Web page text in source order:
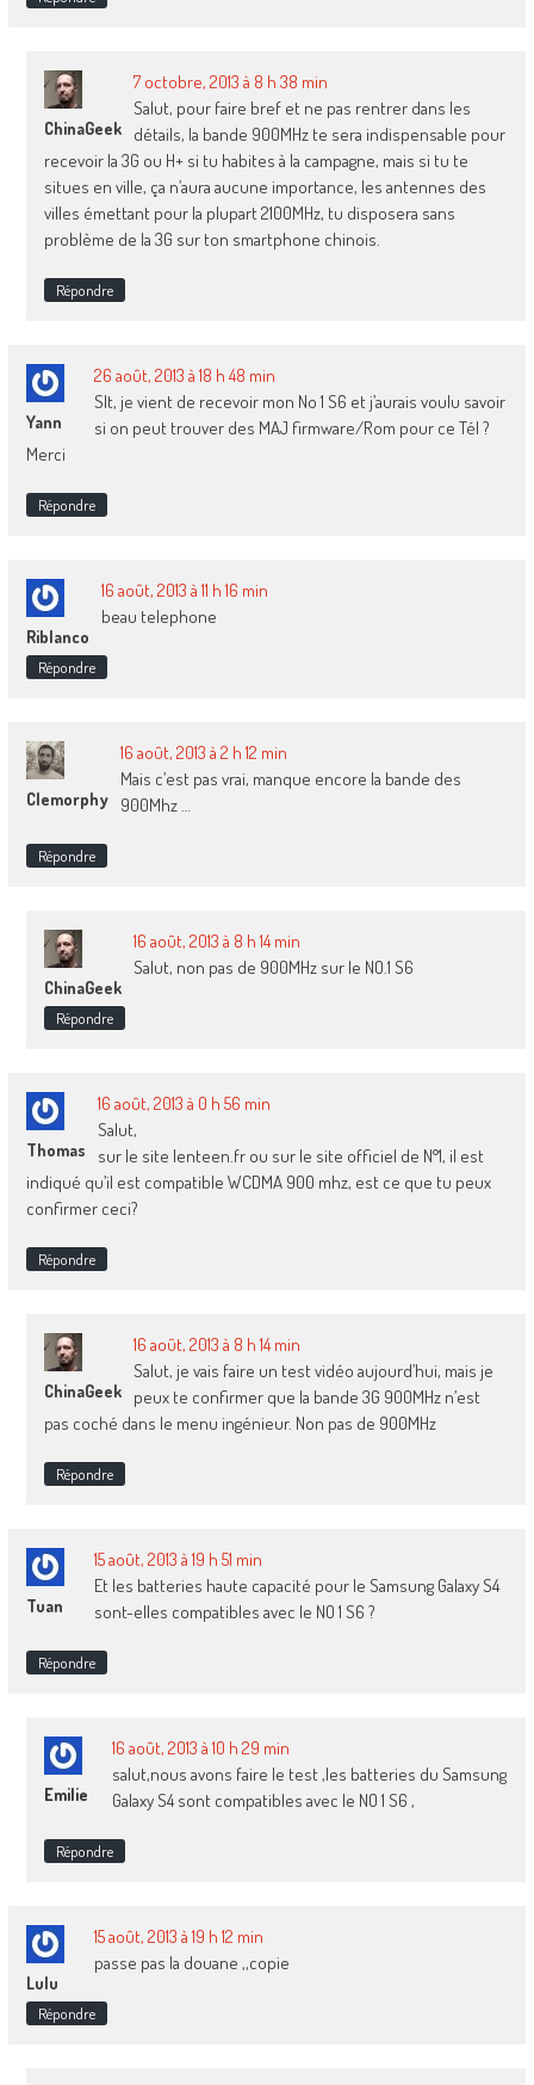
ChinaGeek
7 octobre, 2013 à 8 h 38 min
Salut, pour faire bref et ne pas rentrer dans les
détails, la bande 900MHz te sera indispensable pour
recevoir la 3G ou H+ si tu habites à la campagne, mais si tu te
situes en ville, ça n’aura aucune importance, les antennes des
villes émettant pour la plupart 2100MHz, tu disposera sans
problème de la 3G sur ton smartphone chinois.
Répondre
Yann
26 août, 2013 à 18 h 48 min
Slt, je vient de recevoir mon No 1 S6 et j’aurais voulu savoir
si on peut trouver des MAJ firmware/Rom pour ce Tél ?
Merci
Répondre
Riblanco
16 août, 2013 à 11 h 16 min
beau telephone
Répondre
Clemorphy
16 août, 2013 à 2 h 12 min
Mais c’est pas vrai, manque encore la bande des
900Mhz …
Répondre
ChinaGeek
16 août, 2013 à 8 h 14 min
Salut, non pas de 900MHz sur le NO.1 S6
Répondre
Thomas
16 août, 2013 à 0 h 56 min
Salut,
sur le site lenteen.fr ou sur le site officiel de N°1, il est
indiqué qu’il est compatible WCDMA 900 mhz, est ce que tu peux
confirmer ceci?
Répondre
ChinaGeek
16 août, 2013 à 8 h 14 min
Salut, je vais faire un test vidéo aujourd’hui, mais je
peux te confirmer que la bande 3G 900MHz n’est
pas coché dans le menu ingénieur. Non pas de 900MHz
Répondre
Tuan
15 août, 2013 à 19 h 51 min
Et les batteries haute capacité pour le Samsung Galaxy S4
sont-elles compatibles avec le NO 1 S6 ?
Répondre
Emilie
16 août, 2013 à 10 h 29 min
salut,nous avons faire le test ,les batteries du Samsung
Galaxy S4 sont compatibles avec le NO 1 S6 ,
Répondre
Lulu
15 août, 2013 à 19 h 12 min
passe pas la douane ,,copie
Répondre